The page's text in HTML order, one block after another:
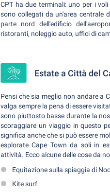
CPT ha due terminali: uno per i
sono collegati da un'area centrale
parte nord dell'edificio
ristoranti, noleggio auto, uffici di
Estate a Città del
Pensi che sia meglio non andare a
valga sempre la pena di essere
sono piuttosto basse durante la
scoraggiare un viaggio in questo
significa anche che si può essere
esplorate Cape Town da soli in
attività. Ecco alcune delle cose da
Equitazione sulla spiaggia di
Kite surf